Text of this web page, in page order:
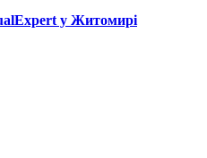
у Житомирі